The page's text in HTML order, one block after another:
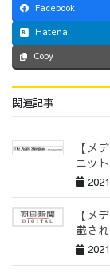
お問い合わせ
Facebook
Hatena
Copy
関連記事
【メ
ニッ
【メ
載され